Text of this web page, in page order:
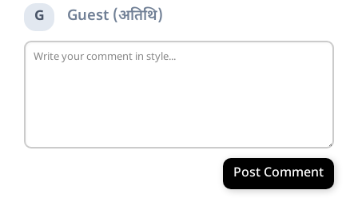
G Guest (अतिथि)
Post Comment